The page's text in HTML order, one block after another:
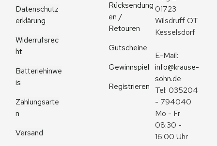
Datenschutz
erklärung
Widerrufsrec
ht
Batteriehinwe
is
Zahlungsarte
n
Versand
Rücksendung
en /
Retouren
Gutscheine
Gewinnspiel
Registrieren
01723
Wilsdruff OT
Kesselsdorf
info@krause-
sohn.de
Tel: 035204
- 794040
Mo - Fr
08:30 -
16:00 Uhr